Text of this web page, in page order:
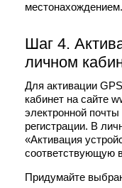
местонахождением.
Шаг 4.
личном
Для активации
кабинет на сайте
электронной
регистрации. В
«Активация
соответствующую
Придумайте